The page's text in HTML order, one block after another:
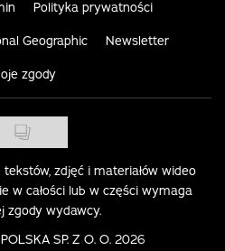
Polityka prywatności
Geographic Newsletter
zgody
zdjęć i materiałów wideo
w całości lub w części wymaga
zgody wydawcy.
SP. Z O. O. 2026